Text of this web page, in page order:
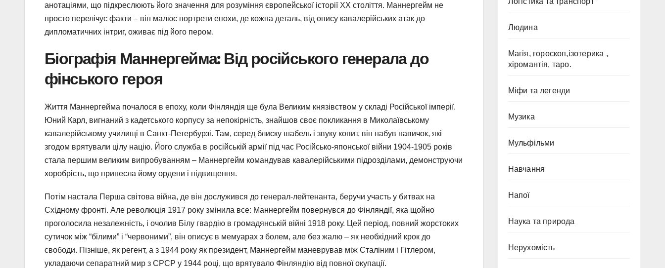
анотаціями, що підкреслюють його значення для розуміння європейської історії XX століття. Маннергейм не
просто перелічує факти – він малює портрети епохи, де кожна деталь, від опису кавалерійських атак до
дипломатичних інтриг, оживає під його пером.
Біографія Маннергейма: Від російського генерала до
фінського героя
Життя Маннергейма почалося в епоху, коли Фінляндія ще була Великим князівством у складі Російської імперії.
Юний Карл, вигнаний з кадетського корпусу за непокірність, знайшов своє покликання в Миколаївському
кавалерійському училищі в Санкт-Петербурзі. Там, серед блиску шабель і звуку копит, він набув навичок, які
згодом врятували цілу націю. Його служба в російській армії під час Російсько-японської війни 1904-1905 років
стала першим великим випробуванням – Маннергейм командував кавалерійськими підрозділами, демонструючи
хоробрість, що принесла йому ордени і підвищення.
Потім настала Перша світова війна, де він дослужився до генерал-лейтенанта, беручи участь у битвах на
Східному фронті. Але революція 1917 року змінила все: Маннергейм повернувся до Фінляндії, яка щойно
проголосила незалежність, і очолив Білу гвардію в громадянській війні 1918 року. Цей період, повний жорстоких
сутичок між “білими” і “червоними”, він описує в мемуарах з болем, але без жалю – як необхідний крок до
свободи. Пізніше, як регент, а з 1944 року як президент, Маннергейм маневрував між Сталіним і Гітлером,
укладаючи сепаратний мир з СРСР у 1944 році, що врятувало Фінляндію від повної окупації.
Людина
Магія, гороскоп,ізотерика ,
хіромантія, таро.
Міфи та легенди
Музика
Мульфільми
Навчання
Напої
Наука та природа
Нерухомість